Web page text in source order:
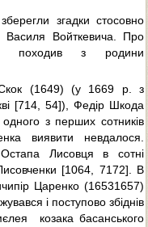
згадки стосовно
Василя Войткевича. Про
походив з родини
Скок (1649) (у 1669 р. з
[714, 54]), Федір Шкода
з перших сотників
виявити невдалося.
Лисовця в сотні
[1064, 7172]. В
Царенко (16531657)
і поступово збіднів
 козака басанського